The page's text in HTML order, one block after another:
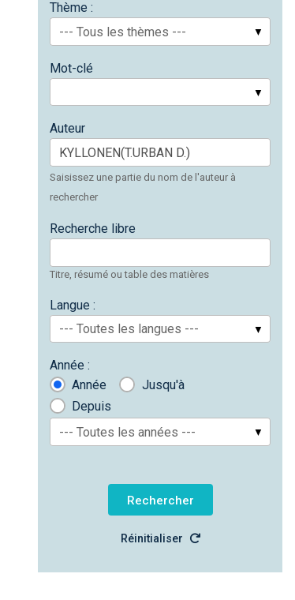
Thème :
--- Tous les thèmes ---
Mot-clé
Auteur
Saisissez une partie du nom de l'auteur à
rechercher
Recherche libre
Titre, résumé ou table des matières
Langue :
--- Toutes les langues ---
Année :
Année
Jusqu'à
Depuis
--- Toutes les années ---
Réinitialiser